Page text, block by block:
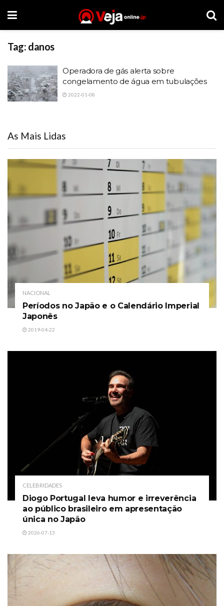
Tag: danos
Operadora de gás alerta sobre
congelamento de água em tubulações
2022-01-08
As Mais Lidas
NACIONAL
Períodos no Japão e o Calendário Imperial
Japonês
2019-04-22
CELEBRIDADES
Diogo Portugal leva humor e irreverência
ao público brasileiro em apresentação
única no Japão
2026-07-13